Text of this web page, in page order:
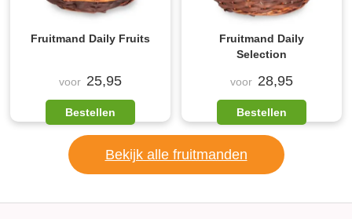
Fruitmand Daily Fruits
voor 25,95
Bestellen
Fruitmand Daily
Selection
voor 28,95
Bestellen
Bekijk alle fruitmanden